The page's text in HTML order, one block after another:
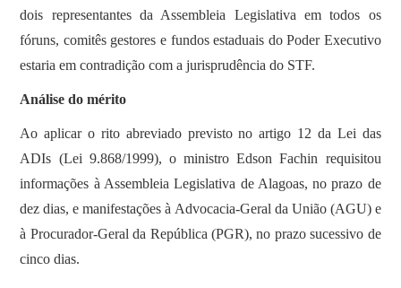
dois representantes da Assembleia Legislativa em todos os
fóruns, comitês gestores e fundos estaduais do Poder Executivo
estaria em contradição com a jurisprudência do STF.
Análise do mérito
Ao aplicar o rito abreviado previsto no artigo 12 da Lei das
ADIs (Lei 9.868/1999), o ministro Edson Fachin requisitou
informações à Assembleia Legislativa de Alagoas, no prazo de
dez dias, e manifestações à Advocacia-Geral da União (AGU) e
à Procurador-Geral da República (PGR), no prazo sucessivo de
cinco dias.